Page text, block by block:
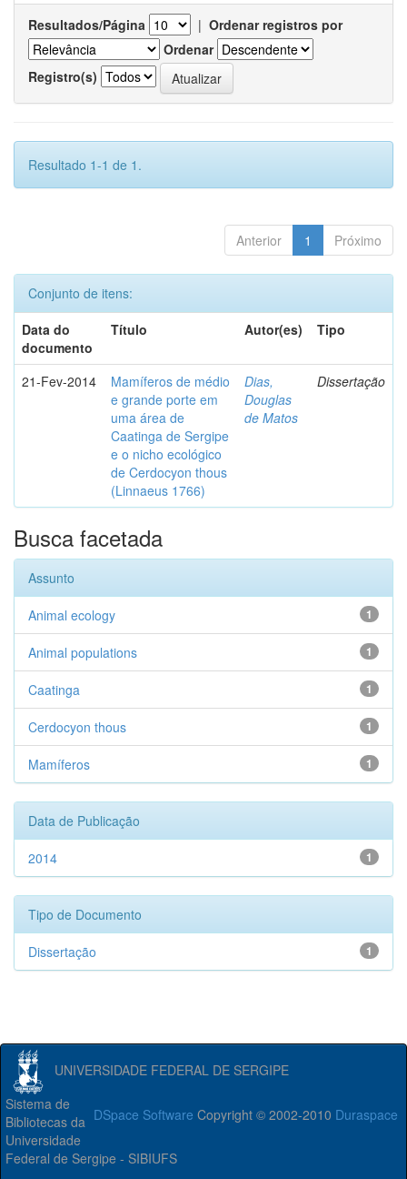
Resultados/Página | Ordenar registros por
Ordenar
Registro(s)
Resultado 1-1 de 1.
Anterior 1 Próximo
Conjunto de itens:
Data do
documento
Título Autor(es) Tipo
21-Fev-2014
Mamíferos de médio
e grande porte em
uma área de
Caatinga de Sergipe
e o nicho ecológico
de Cerdocyon thous
(Linnaeus 1766)
Dias,
Douglas
de Matos
Dissertação
Busca facetada
Assunto
1
Animal ecology
1
Animal populations
1
Caatinga
1
Cerdocyon thous
1
Mamíferos
Data de Publicação
1
2014
Tipo de Documento
1
Dissertação
UNIVERSIDADE FEDERAL DE SERGIPE
DSpace Software Copyright © 2002-2010 Duraspace
Sistema de
Bibliotecas da
Universidade
Federal de Sergipe - SIBIUFS